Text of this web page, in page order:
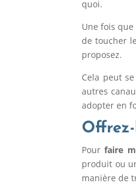
quoi.
Une fois
de toucher
proposez.
Cela peut
autres
adopter en
Pourfaire
produit ou
manière de